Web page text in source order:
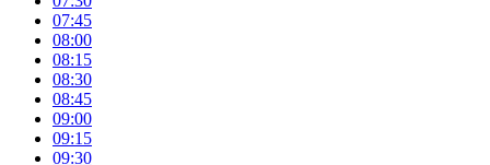
07:45
08:00
08:15
08:30
08:45
09:00
09:15
09:30